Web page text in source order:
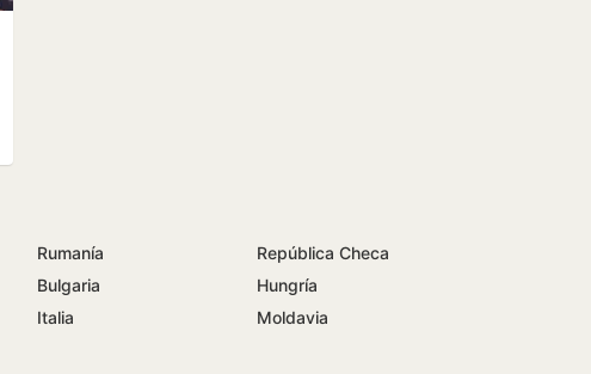
Rumanía
República Checa
Bulgaria
Hungría
Italia
Moldavia